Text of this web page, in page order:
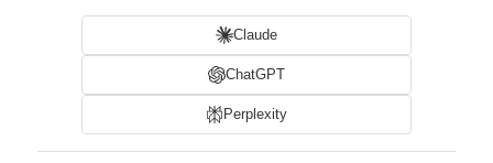
Claude
ChatGPT
Perplexity